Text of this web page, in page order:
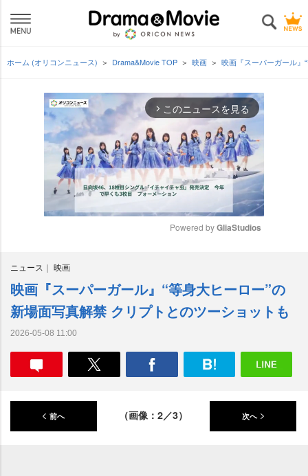
ホーム (オリコンニュース) Drama&Movie TOP 映画 映画『スーパーガール』
arrow_forward_ios このニュースを見る
e
Powered by GliaStudios
ニュース 映画
映画『スーパーガール』“等身大ヒーロー”の
新場面写真解禁 クリプトとのツーショットも
2026-05-08 11:00
前へ （画像：2／3） 次へ